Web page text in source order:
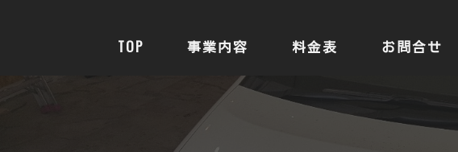
TOP 事業内容 料金表 お問合せ